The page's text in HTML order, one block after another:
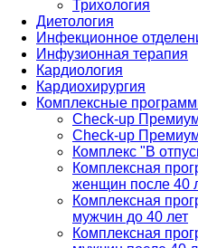
Трихология
Диетология
Инфекционное
Инфузионная терапия
Кардиология
Кардиохирургия
Комплексные
Check-up
Check-up
Комплекс "В
Комплексная
женщин после 40
Комплексная
мужчин до 40 лет
Комплексная